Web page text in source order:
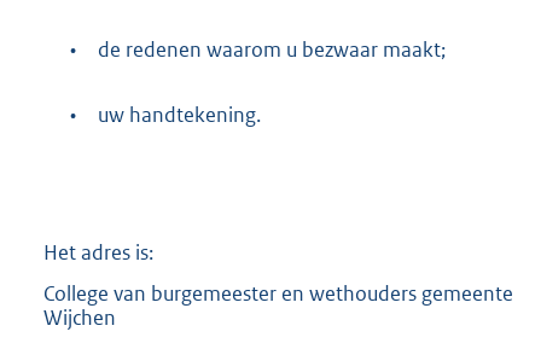
• de redenen waarom u bezwaar maakt;
• uw handtekening.
Het adres is:
College van burgemeester en wethouders gemeente
Wijchen